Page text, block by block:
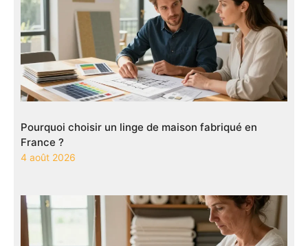
Pourquoi choisir un linge de maison fabriqué en
France ?
4 août 2026